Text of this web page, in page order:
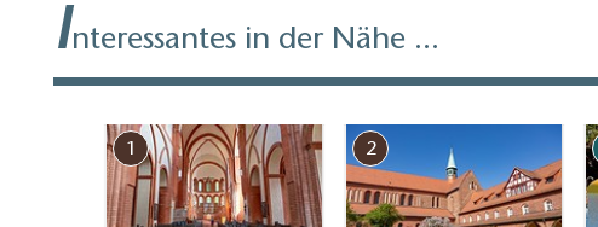
Interessantes in der Nähe ...
1 2